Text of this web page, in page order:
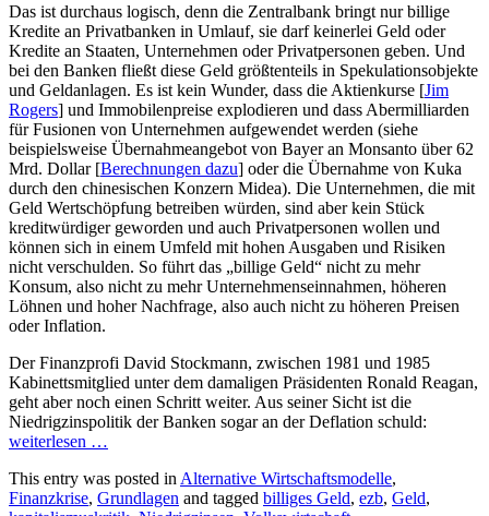
Das ist durchaus logisch, denn die Zentralbank bringt nur billige
Kredite an Privatbanken in Umlauf, sie darf keinerlei Geld oder
Kredite an Staaten, Unternehmen oder Privatpersonen geben. Und
bei den Banken fließt diese Geld größtenteils in Spekulationsobjekte
und Geldanlagen. Es ist kein Wunder, dass die Aktienkurse [Jim
Rogers] und Immobilenpreise explodieren und dass Abermilliarden
für Fusionen von Unternehmen aufgewendet werden (siehe
beispielsweise Übernahmeangebot von Bayer an Monsanto über 62
Mrd. Dollar [Berechnungen dazu] oder die Übernahme von Kuka
durch den chinesischen Konzern Midea). Die Unternehmen, die mit
Geld Wertschöpfung betreiben würden, sind aber kein Stück
kreditwürdiger geworden und auch Privatpersonen wollen und
können sich in einem Umfeld mit hohen Ausgaben und Risiken
nicht verschulden. So führt das „billige Geld“ nicht zu mehr
Konsum, also nicht zu mehr Unternehmenseinnahmen, höheren
Löhnen und hoher Nachfrage, also auch nicht zu höheren Preisen
oder Inflation.
Der Finanzprofi David Stockmann, zwischen 1981 und 1985
Kabinettsmitglied unter dem damaligen Präsidenten Ronald Reagan,
geht aber noch einen Schritt weiter. Aus seiner Sicht ist die
Niedrigzinspolitik der Banken sogar an der Deflation schuld:
weiterlesen …
This entry was posted in Alternative Wirtschaftsmodelle,
Finanzkrise, Grundlagen and tagged billiges Geld, ezb, Geld,